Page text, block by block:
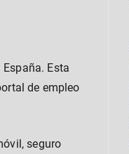
Esta
de empleo
seguro